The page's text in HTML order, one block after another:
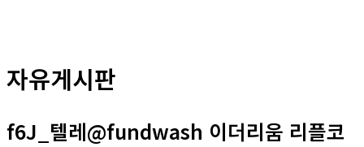
자유게시판
f6J_텔레@fundwash 이더리움 리플코